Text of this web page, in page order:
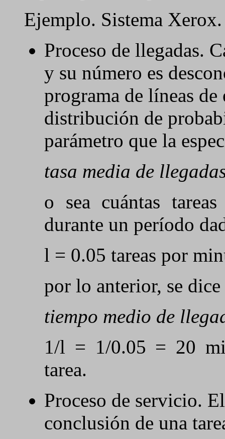
Ejemplo. Sistema
Proceso de llegadas.
y su número es
programa de líneas de
distribución de
parámetro que la
tasa media de
o sea cuántas
durante un período
l = 0.05 tareas por
por lo anterior, se
tiempo medio de
1/l = 1/0.05 = 20
tarea.
Proceso de servicio.
conclusión de una